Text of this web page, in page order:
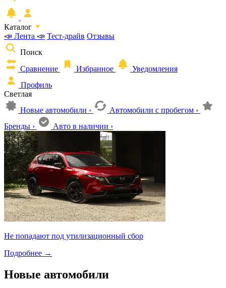
Каталог
📣 Лента 📣 Тест-драйв Отзывы
Поиск
Сравнение
Избранное
Уведомления
Профиль
Светлая
Новые автомобили › Автомобили с пробегом ›
Бренды › Авто в наличии ›
Не попадают под утилизационный сбор
Подробнее →
Новые автомобили